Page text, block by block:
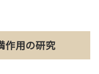
作用の研究